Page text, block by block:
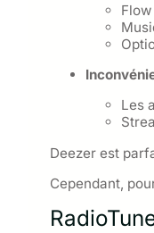
Les
Deezer est
Cependant,